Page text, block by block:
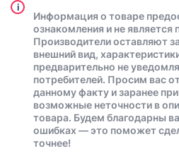
i
Информация о товаре
ознакомления и не является
Производители оставляют
внешний вид,
предварительно не
потребителей. Просим вас
данному факту и заранее
возможные неточности в
товара. Будем благодарны
ошибках — это поможет
точнее!